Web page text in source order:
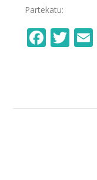
Partekatu:
F
o
T